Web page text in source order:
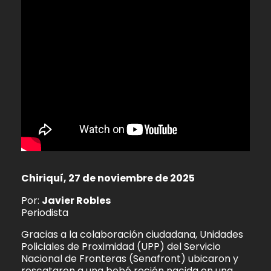
Chiriquí, 27 de noviembre de 2025
Por: Javier Robles
Periodista
Gracias a la colaboración ciudadana, Unidades
Policiales de Proximidad (UPP) del Servicio
Nacional de Fronteras (Senafront) ubicaron y